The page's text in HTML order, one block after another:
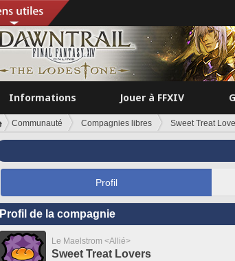
Informations Jouer à FFXIV
Communauté Compagnies libres Sweet Treat
Profil
Profil de la compagnie
Le Maelstrom <Allié>
Sweet Treat Lovers